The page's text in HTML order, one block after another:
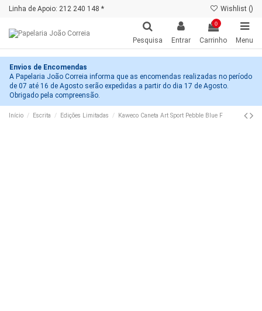
Linha de Apoio: 212 240 148 * Wishlist ()
Pesquisa Entrar
0
Carrinho Menu
Envios de Encomendas
A Papelaria João Correia informa que as encomendas realizadas no período
de 07 até 16 de Agosto serão expedidas a partir do dia 17 de Agosto.
Obrigado pela compreensão.
Início Escrita Edições Limitadas Kaweco Caneta Art Sport Pebble Blue F